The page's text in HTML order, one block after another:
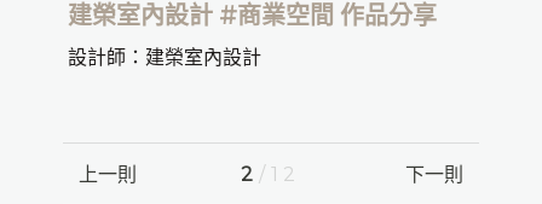
建榮室內設計 #商業空間 作品分享
設計師：建榮室內設計
上一則 2 /12 下一則